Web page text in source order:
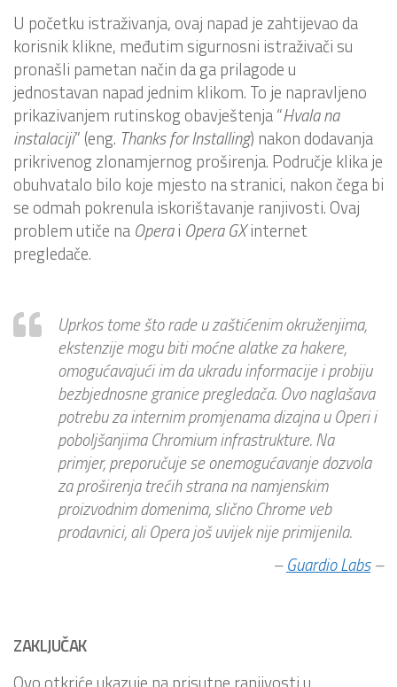
U početku istraživanja, ovaj napad je zahtijevao da
korisnik klikne, međutim sigurnosni istraživači su
pronašli pametan način da ga prilagode u
jednostavan napad jednim klikom. To je napravljeno
prikazivanjem rutinskog obavještenja “Hvala na
instalaciji” (eng. Thanks for Installing) nakon dodavanja
prikrivenog zlonamjernog proširenja. Područje klika je
obuhvatalo bilo koje mjesto na stranici, nakon čega bi
se odmah pokrenula iskorištavanje ranjivosti. Ovaj
problem utiče na Operai Opera GXinternet
pregledače.
Uprkos tome što rade u zaštićenim okruženjima,
ekstenzije mogu biti moćne alatke za hakere,
omogućavajući im da ukradu informacije i probiju
bezbjednosne granice pregledača. Ovo naglašava
potrebu za internim promjenama dizajna u Operi i
poboljšanjima Chromium infrastrukture. Na
primjer, preporučuje se onemogućavanje dozvola
za proširenja trećih strana na namjenskim
proizvodnim domenima, slično Chrome veb
prodavnici, ali Opera još uvijek nije primijenila.
–Guardio Labs–
ZAKLJUČAK